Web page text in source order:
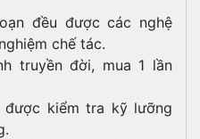
đều được các nghệ
chế tác.
truyền đời, mua 1 lần
được kiểm tra kỹ lưỡng